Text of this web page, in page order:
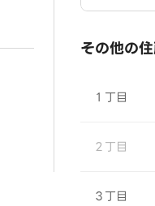
その他の
１丁目
２丁目
３丁目